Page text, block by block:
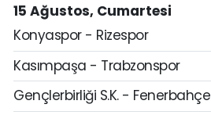
15 Ağustos, Cumartesi
Konyaspor - Rizespor
Kasımpaşa - Trabzonspor
Gençlerbirliği S.K. - Fenerbahçe